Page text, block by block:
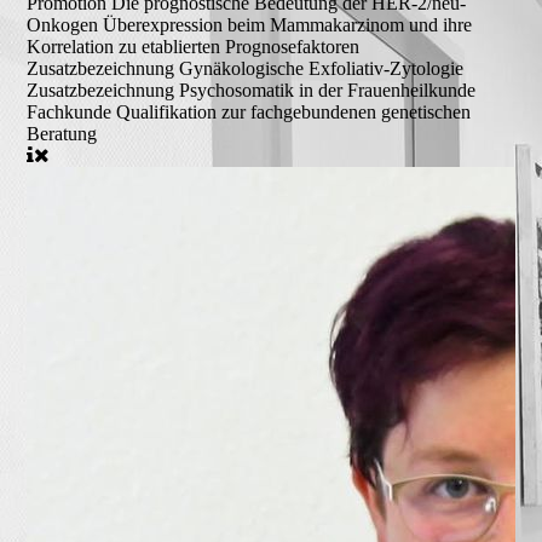
Onkogen Überexpression beim Mammakarzinom und ihre
Korrelation zu etablierten Prognosefaktoren
ZusatzbezeichnungGynäkologische Exfoliativ-Zytologie
ZusatzbezeichnungPsychosomatik in der Frauenheilkunde
FachkundeQualifikation zur fachgebundenen genetischen
Beratung